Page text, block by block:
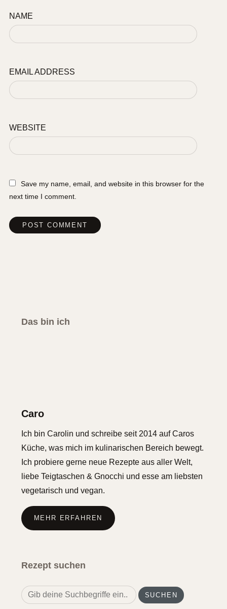
NAME
EMAIL ADDRESS
WEBSITE
Save my name, email, and website in this browser for the
next time I comment.
Das bin ich
Caro
Ich bin Carolin und schreibe seit 2014 auf Caros
Küche, was mich im kulinarischen Bereich bewegt.
Ich probiere gerne neue Rezepte aus aller Welt,
liebe Teigtaschen & Gnocchi und esse am liebsten
vegetarisch und vegan.
MEHR ERFAHREN
Rezept suchen
Search
for: